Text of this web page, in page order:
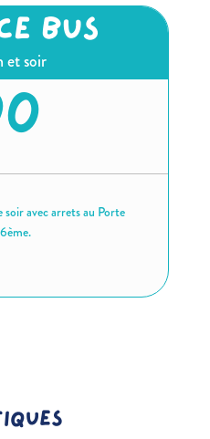
bus
et soir
avec arrets au Porte